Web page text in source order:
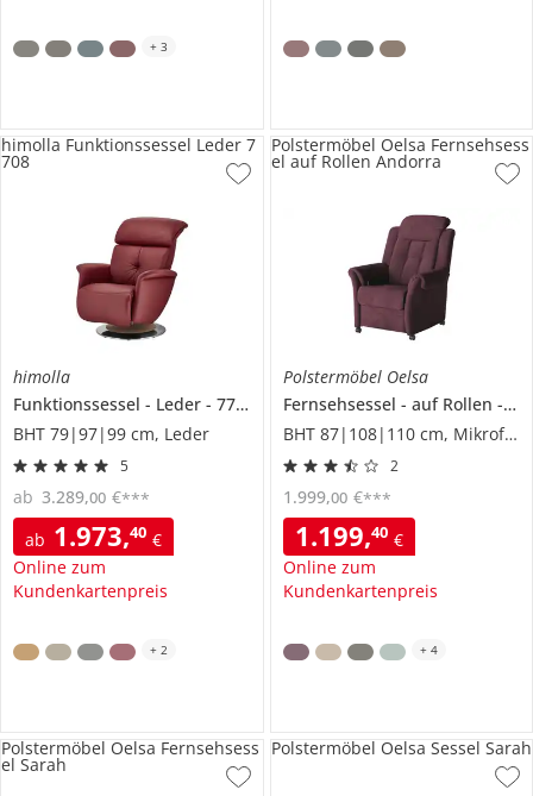
+ 3
himolla
Funktionssessel
Leder
7708
BHT 79|97|99 cm, Leder
5
ab 1.973,40 €
Online zum
Kundenkartenpreis
ab 3.289,00 €***
himolla Funktionssessel Leder 7
708
+ 2
Polstermöbel Oelsa
Fernsehsessel
auf Rollen
BHT 87|108|110 cm, Mikrofaser
2
1.199,40 €
Online zum
Kundenkartenpreis
1.999,00 €***
Polstermöbel Oelsa Fernsehsess
el auf Rollen Andorra
+ 4
Polstermöbel Oelsa Fernsehsess
el Sarah
Polstermöbel Oelsa Sessel Sarah